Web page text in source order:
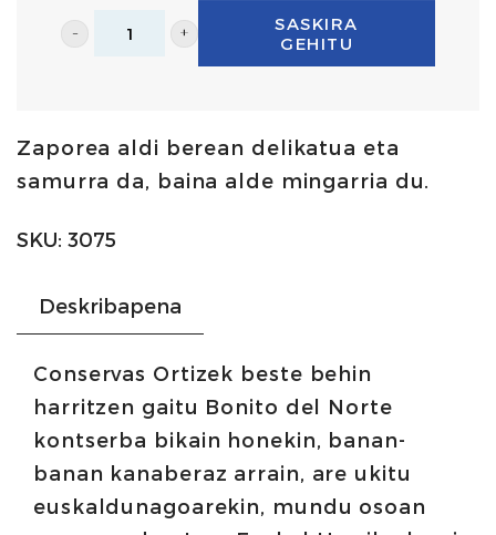
Hegaluze
oliba
oliotan
|
kopurua
SASKIRA
GEHITU
Zaporea aldi berean delikatua eta
samurra da, baina alde mingarria du.
SKU: 3075
Deskribapena
Conservas Ortizek beste behin
harritzen gaitu Bonito del Norte
kontserba bikain honekin, banan-
banan kanaberaz arrain, are ukitu
euskaldunagoarekin, mundu osoan